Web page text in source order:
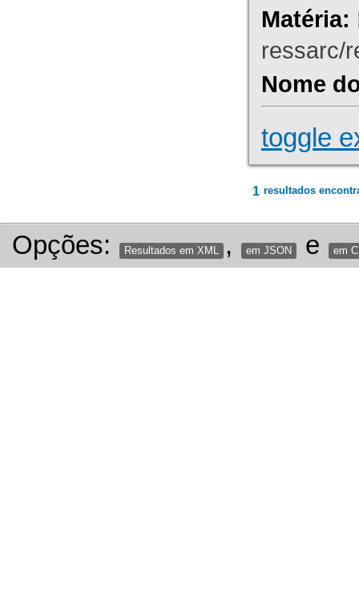
Matéria:
ressarc/
Nome
toggle
1 resultados
Opções: Resultados em XML , em JSON e em